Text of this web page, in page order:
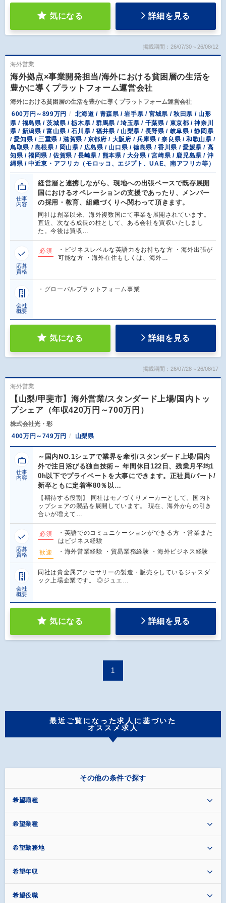
気になる 詳細を見る
掲載期間：26/07/30～26/08/12
海外営業
海外拠点×事業開発担当/海外における貧困層の生活を
豊かに導くプラットフォーム運営会社
海外における貧困層の生活を豊かに導くプラットフォーム運営会社
600万円～899万円
北海道 / 青森県 / 岩手県 / 宮城県 / 秋田県 / 山形
県 / 福島県 / 茨城県 / 栃木県 / 群馬県 / 埼玉県 / 千葉県 / 東京都 / 神奈川
県 / 新潟県 / 富山県 / 石川県 / 福井県 / 山梨県 / 長野県 / 岐阜県 / 静岡県
/ 愛知県 / 三重県 / 滋賀県 / 京都府 / 大阪府 / 兵庫県 / 奈良県 / 和歌山県 /
鳥取県 / 島根県 / 岡山県 / 広島県 / 山口県 / 徳島県 / 香川県 / 愛媛県 / 高
知県 / 福岡県 / 佐賀県 / 長崎県 / 熊本県 / 大分県 / 宮崎県 / 鹿児島県 / 沖
縄県 / 中近東・アフリカ（モロッコ、エジプト、UAE、南アフリカ等）
仕事
内容
経営層と連携しながら、現地への出張ベースで既存展開
国におけるオペレーションの支援であったり、メンバー
の採用・教育、組織づくりへ関わって頂きます。
同社は創業以来、海外複数国にて事業を展開されています。
直近、次なる成長の柱として、ある会社を買収いたしまし
た。今後は買収…
応募
資格
必須
・ビジネスレベルな英語力をお持ちな方 ・海外出張が
可能な方 ・海外在住もしくは、海外…
会社
概要
・グローバルプラットフォーム事業
気になる 詳細を見る
掲載期間：26/07/28～26/08/17
海外営業
【山梨/甲斐市】海外営業/スタンダード上場/国内トッ
プシェア（年収420万円～700万円）
株式会社光・彩
400万円～749万円
山梨県
仕事
内容
～国内NO.1シェアで業界を牽引/スタンダード上場/国内
外で注目浴びる独自技術～ 年間休日122日、残業月平均1
0h以下でプライベートを大事にできます。正社員/パート/
新卒ともに定着率80％以…
【期待する役割】 同社はモノづくりメーカーとして、国内ト
ップシェアの製品を展開しています。 現在、海外からの引き
合いが増えて…
応募
資格
必須
・英語でのコミュニケーションができる方 ・営業また
はビジネス経験
歓迎
・海外営業経験 ・貿易業務経験 ・海外ビジネス経験
会社
概要
同社は貴金属アクセサリーの製造・販売をしているジャスダ
ック上場企業です。 ◎ジュエ…
気になる 詳細を見る
1
最近ご覧になった求人に基づいた
オススメ求人
その他の条件で探す
希望職種
希望業種
希望勤務地
希望年収
希望役職